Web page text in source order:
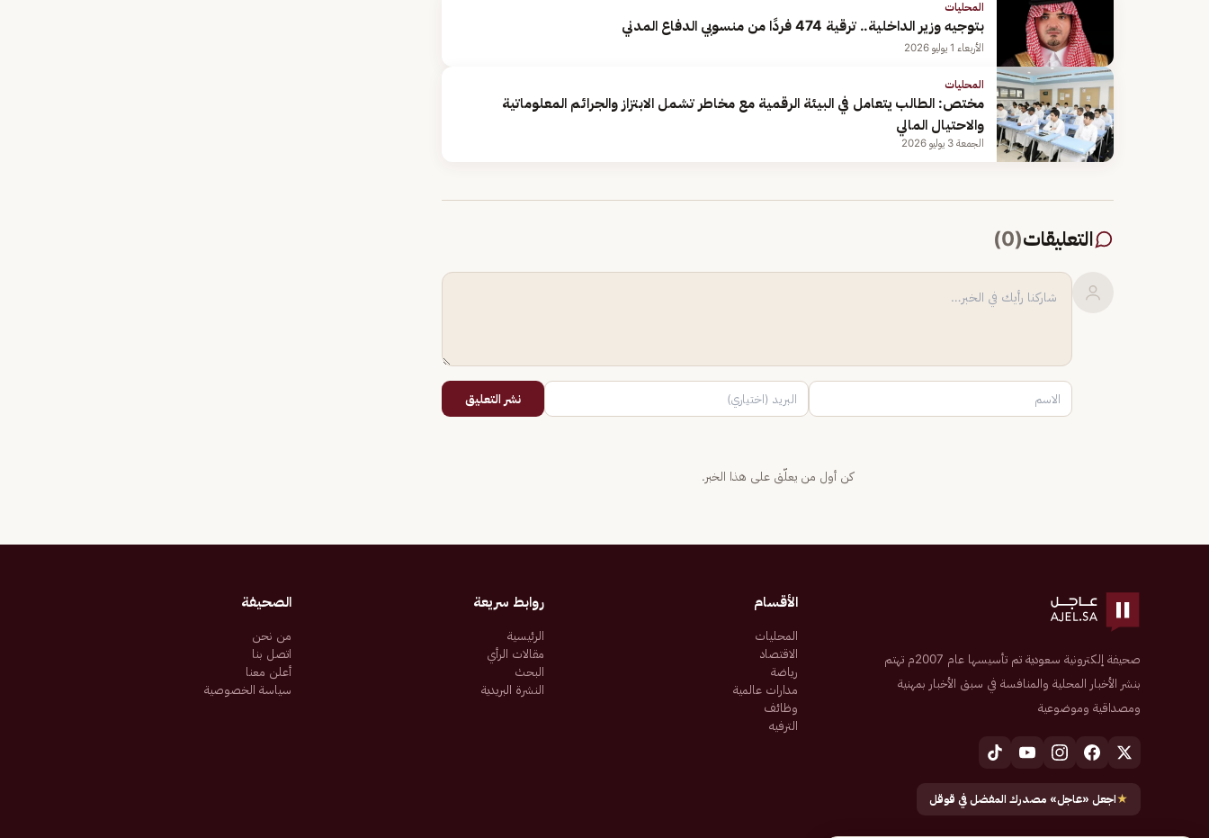
المحليات
بتوجيه وزير الداخلية.. ترقية 474 فردًا من منسوبي الدفاع المدني
الأربعاء 1 يوليو 2026
المحليات
مختص: الطالب يتعامل في البيئة الرقمية مع مخاطر تشمل الابتزاز والجرائم المعلوماتية
والاحتيال المالي
الجمعة 3 يوليو 2026
التعليقات(
0
)
نشر التعليق
كن أول من يعلّق على هذا الخبر.
صحيفة إلكترونية سعودية تم تأسيسها عام 2007م تهتم
بنشر الأخبار المحلية والمنافسة في سبق الأخبار بمهنية
ومصداقية وموضوعية
★اجعل «عاجل» مصدرك المفضل في قوقل
الأقسام
المحليات
الاقتصاد
رياضة
مدارات عالمية
وظائف
الترفيه
روابط سريعة
الرئيسية
مقالات الرأي
البحث
النشرة البريدية
الصحيفة
من نحن
اتصل بنا
أعلن معنا
سياسة الخصوصية